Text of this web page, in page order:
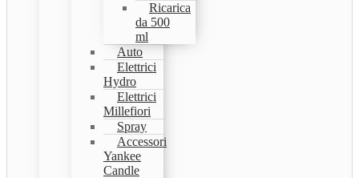
Ricarica
da 500
ml
Auto
Elettrici
Hydro
Elettrici
Millefiori
Spray
Accessori
Yankee
Candle